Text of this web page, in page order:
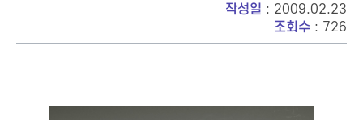
작성일 : 2009.02.23
조회수 : 726